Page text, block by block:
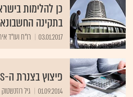
כן להלימות
בתקינה
03.01.2017 רו"ח ועו"ד
פיצוץ בצנרת ה-IFRS
01.09.2014 גיל רוזנשטוק